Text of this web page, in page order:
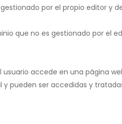
por el propio editor y
que no es gestionado por el
accede en una página
pueden ser accedidas y